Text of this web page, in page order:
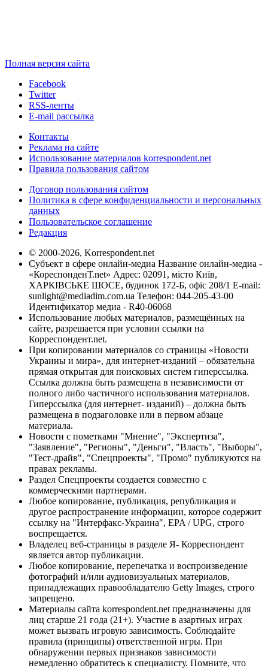
Полная версия сайта
Facebook
Twitter
RSS-ленты
E-mail рассылка
Контакты
Реклама на сайте
Использование материалов korrespondent.net
Правила пользования сайтом
Договор пользования сайтом
Политика в сфере конфиденциальности и персональных
данных
Пользовательское соглашение
Редакция
© 2000-2026, Korrespondent.net
Субъект в сфере онлайн-медиа Название онлайн-медиа -
«КореспонденТ.net» Адрес: 02091, місто Київ,
ХАРКІВСЬКЕ ШОСЕ, будинок 172-Б, офіс 208/1 E-mail:
sunlight@mediadim.com.ua Телефон: 044-205-43-00
Идентификатор медиа - R40-06068
Использование любых материалов, размещённых на
сайте, разрешается при условии ссылки на
Корреспондент.net.
При копировании материалов со страницы «Новости
Украины и мира», для интернет-изданий – обязательна
прямая открытая для поисковых систем гиперссылка.
Ссылка должна быть размещена в независимости от
полного либо частичного использования материалов.
Гиперссылка (для интернет- изданий) – должна быть
размещена в подзаголовке или в первом абзаце
материала.
Новости с пометками "Мнение", "Экспертиза",
"Заявление", "Регионы", "Деньги", "Власть", "Выборы",
"Тест-драйв", "Спецпроекты", "Промо" публикуются на
правах рекламы.
Раздел Спецпроекты создается совместно с
коммерческими партнерами.
Любое копирование, публикация, републикация и
другое распространение информации, которое содержит
ссылку на "Интерфакс-Украина", EPA / UPG, строго
воспрещается.
Владелец веб-страницы в разделе Я- Корреспондент
является автор публикации.
Любое копирование, перепечатка и воспроизведение
фотографий и/или аудиовизуальных материалов,
принадлежащих правообладателю Getty Images, строго
запрещено.
Материалы сайта korrespondent.net предназначены для
лиц старше 21 года (21+). Участие в азартных играх
может вызвать игровую зависимость. Соблюдайте
правила (принципы) ответственной игры. При
обнаружении первых признаков зависимости
немедленно обратитесь к специалисту. Помните, что